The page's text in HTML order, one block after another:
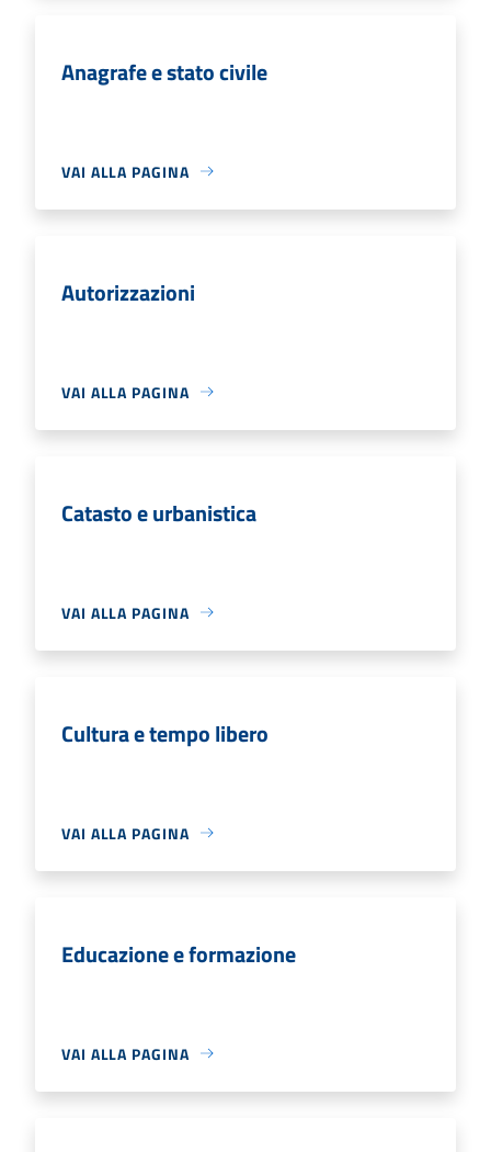
Anagrafe e stato civile
VAI ALLA PAGINA
Autorizzazioni
VAI ALLA PAGINA
Catasto e urbanistica
VAI ALLA PAGINA
Cultura e tempo libero
VAI ALLA PAGINA
Educazione e formazione
VAI ALLA PAGINA